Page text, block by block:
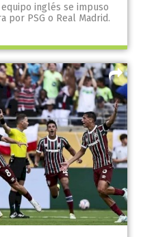
inglés se impuso
por PSG o Real Madrid.